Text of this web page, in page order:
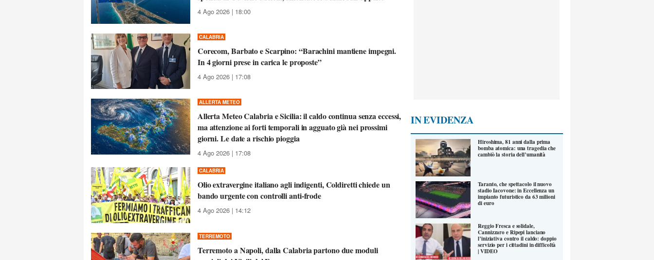
4 Ago 2026 | 18:00
CALABRIA
Corecom, Barbato e Scarpino: “Barachini mantiene impegni.
In 4 giorni prese in carica le proposte”
4 Ago 2026 | 17:08
ALLERTA METEO
Allerta Meteo Calabria e Sicilia: il caldo continua senza eccessi,
ma attenzione ai forti temporali in agguato già nei prossimi
giorni. Le date a rischio pioggia
4 Ago 2026 | 17:08
CALABRIA
Olio extravergine italiano agli indigenti, Coldiretti chiede un
bando urgente con controlli anti-frode
4 Ago 2026 | 14:12
TERREMOTO
Terremoto a Napoli, dalla Calabria partono due moduli
IN EVIDENZA
Hiroshima, 81 anni dalla prima
bomba atomica: una tragedia che
cambiò la storia dell’umanità
Taranto, che spettacolo il nuovo
stadio Iacovone: in Eccellenza un
impianto futuristico da 63 milioni
di euro
Reggio Fresca e solidale,
Cannizzaro e Ripepi lanciano
l’iniziativa contro il caldo: doppio
servizio per i cittadini in difficoltà
| VIDEO